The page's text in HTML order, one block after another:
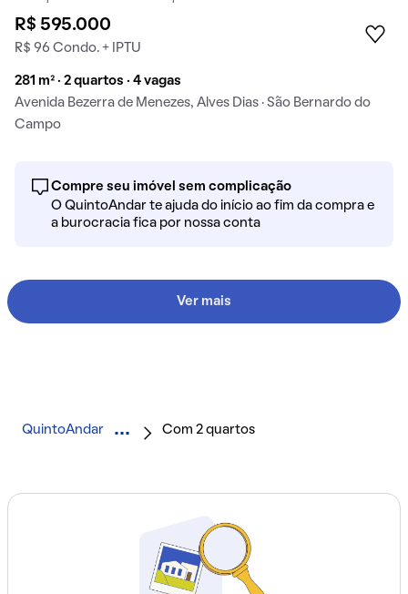
R$ 595.000
R$ 96 Condo. + IPTU
281 m² · 2 quartos · 4 vagas
Avenida Bezerra de Menezes, Alves Dias · São Bernardo do
Campo
Compre seu imóvel sem complicação
O QuintoAndar te ajuda do início ao fim da compra e
a burocracia fica por nossa conta
Ver mais
QuintoAndar Com 2 quartos